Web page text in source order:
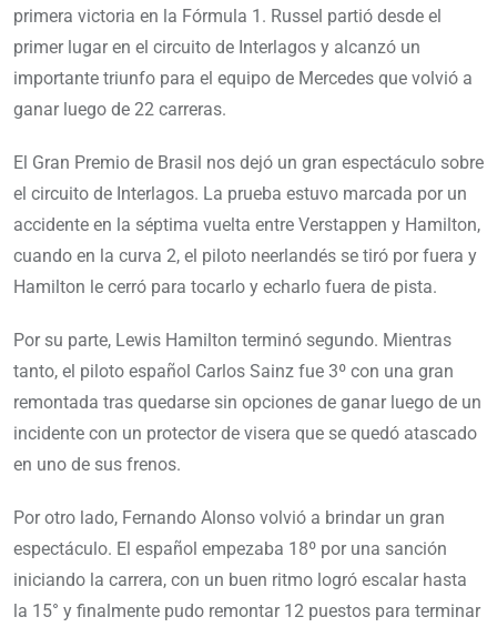
primera victoria en la Fórmula 1. Russel partió desde el
primer lugar en el circuito de Interlagos y alcanzó un
importante triunfo para el equipo de Mercedes que volvió a
ganar luego de 22 carreras.
El Gran Premio de Brasil nos dejó un gran espectáculo sobre
el circuito de Interlagos. La prueba estuvo marcada por un
accidente en la séptima vuelta entre Verstappen y Hamilton,
cuando en la curva 2, el piloto neerlandés se tiró por fuera y
Hamilton le cerró para tocarlo y echarlo fuera de pista.
Por su parte, Lewis Hamilton terminó segundo. Mientras
tanto, el piloto español Carlos Sainz fue 3º con una gran
remontada tras quedarse sin opciones de ganar luego de un
incidente con un protector de visera que se quedó atascado
en uno de sus frenos.
Por otro lado, Fernando Alonso volvió a brindar un gran
espectáculo. El español empezaba 18º por una sanción
iniciando la carrera, con un buen ritmo logró escalar hasta
la 15° y finalmente pudo remontar 12 puestos para terminar